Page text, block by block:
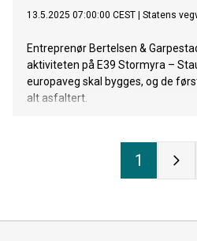
13.5.2025 07:00:00 CEST Statens
Entreprenør Bertelsen &
aktiviteten på E39 Stormyra –
europaveg skal bygges, og de
alt asfaltert.
1